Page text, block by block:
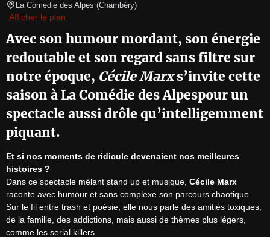
La Comédie des Alpes (Chambéry)
Afficher le plan
Avec son humour mordant, son énergie
redoutable et son regard sans filtre sur
notre époque, Cécile Marxs’invite cette
saison à La Comédie des Alpespour un
spectacle aussi drôle qu’intelligemment
piquant.
Et si nos moments de ridicule devenaient nos meilleures
histoires ?
Dans ce spectacle mêlant stand up et musique, Cécile Marx
raconte avec humour et sans complexe son parcours chaotique.
Sur le fil entre trash et poésie, elle nous parle des amitiés toxiques,
de la famille, des addictions, mais aussi de thèmes plus légers,